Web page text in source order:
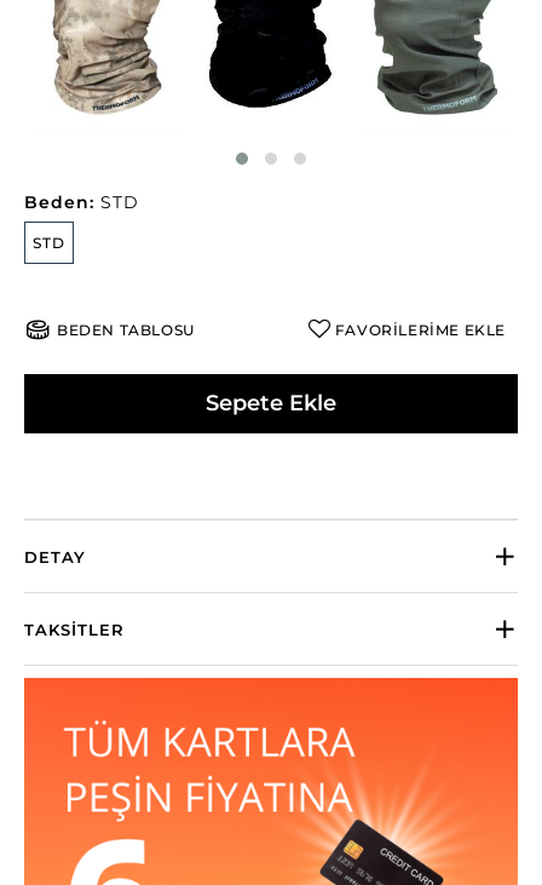
Beden: STD
STD
BEDEN TABLOSU FAVORİLERİME EKLE
Sepete Ekle
DETAY
TAKSITLER